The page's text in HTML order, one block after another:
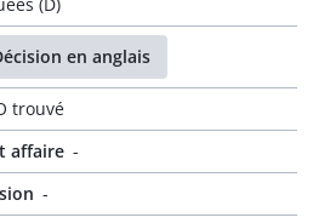
en anglais
trouvé
affaire -
-